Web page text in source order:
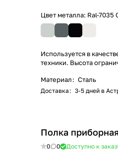
Цвет металла: Ral-7035
Используется в
техники. Высота
Материал: Сталь
Доставка : 3-5 дней в
Полка
0 0 Доступно к